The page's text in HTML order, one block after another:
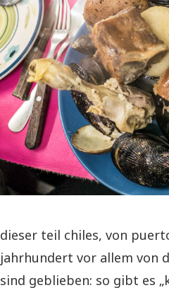
dieser teil chiles, von
jahrhundert vor allem von
sind geblieben: so gibt es